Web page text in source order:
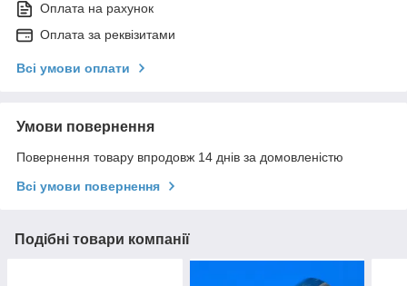
Оплата на рахунок
Оплата за реквізитами
Всі умови оплати
Умови повернення
Повернення товару впродовж 14 днів за домовленістю
Всі умови повернення
Подібні товари компанії